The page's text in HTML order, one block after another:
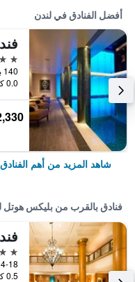
أفضل الفنادق في لندن
5 نجوم
0.0 كيلومتر عن وسط المدينة
2,330
شاهد المزيد من أهم
فنادق بالقرب من بليكس هوتل
4 نجوم
0.5 كيلومتر عن وسط المدينة